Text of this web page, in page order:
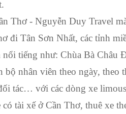
Thơ- Nguyễn Duy Travel
đi Tân Sơn Nhất, các tỉnh
nổi tiếng như: Chùa Bà
bộ nhân viên theo ngày, theo
tác… với các dòng xe
tài xế ở Cần Thơ, thuê xe